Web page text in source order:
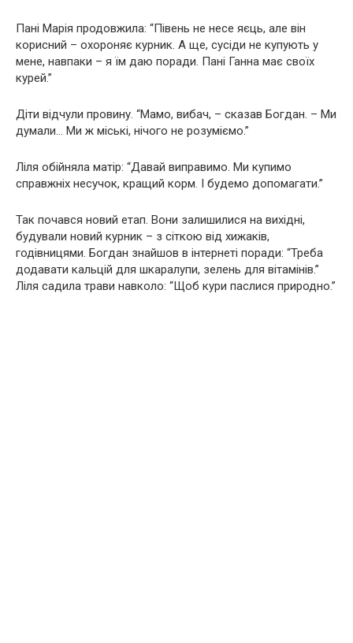
Пані Марія продовжила: “Півень не несе яєць, але він
корисний – охороняє курник. А ще, сусіди не купують у
мене, навпаки – я їм даю поради. Пані Ганна має своїх
курей.”
Діти відчули провину. “Мамо, вибач, – сказав Богдан. – Ми
думали… Ми ж міські, нічого не розуміємо.”
Ліля обійняла матір: “Давай виправимо. Ми купимо
справжніх несучок, кращий корм. І будемо допомагати.”
Так почався новий етап. Вони залишилися на вихідні,
будували новий курник – з сіткою від хижаків,
годівницями. Богдан знайшов в інтернеті поради: “Треба
додавати кальцій для шкаралупи, зелень для вітамінів.”
Ліля садила трави навколо: “Щоб кури паслися природно.”